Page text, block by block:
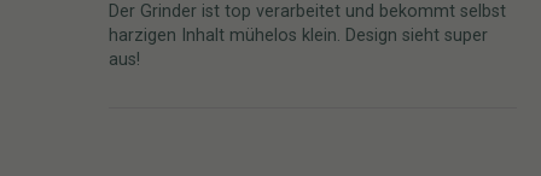
Der Grinder ist top verarbeitet und bekommt selbst
harzigen Inhalt mühelos klein. Design sieht super
aus!